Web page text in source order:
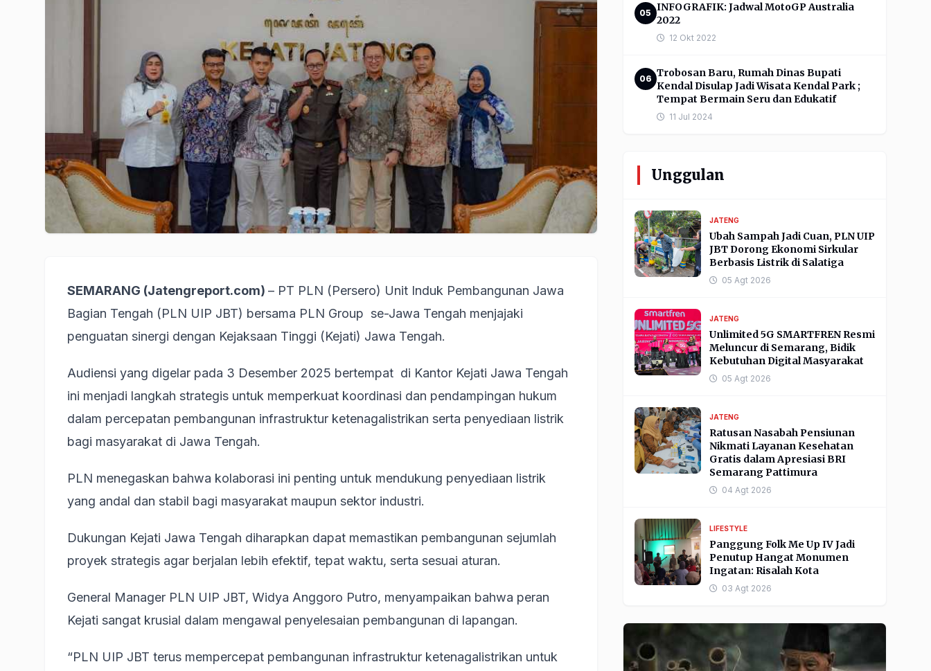
SEMARANG (Jatengreport.com) – PT PLN (Persero) Unit Induk Pembangunan Jawa
Bagian Tengah (PLN UIP JBT) bersama PLN Group se-Jawa Tengah menjajaki
penguatan sinergi dengan Kejaksaan Tinggi (Kejati) Jawa Tengah.
Audiensi yang digelar pada 3 Desember 2025 bertempat di Kantor Kejati Jawa Tengah
ini menjadi langkah strategis untuk memperkuat koordinasi dan pendampingan hukum
dalam percepatan pembangunan infrastruktur ketenagalistrikan serta penyediaan listrik
bagi masyarakat di Jawa Tengah.
PLN menegaskan bahwa kolaborasi ini penting untuk mendukung penyediaan listrik
yang andal dan stabil bagi masyarakat maupun sektor industri.
Dukungan Kejati Jawa Tengah diharapkan dapat memastikan pembangunan sejumlah
proyek strategis agar berjalan lebih efektif, tepat waktu, serta sesuai aturan.
General Manager PLN UIP JBT, Widya Anggoro Putro, menyampaikan bahwa peran
Kejati sangat krusial dalam mengawal penyelesaian pembangunan di lapangan.
“PLN UIP JBT terus mempercepat pembangunan infrastruktur ketenagalistrikan untuk
05 INFOGRAFIK: Jadwal MotoGP Australia
2022
12 Okt 2022
06 Trobosan Baru, Rumah Dinas Bupati
Kendal Disulap Jadi Wisata Kendal Park ;
Tempat Bermain Seru dan Edukatif
11 Jul 2024
Unggulan
JATENG
Ubah Sampah Jadi Cuan, PLN UIP
JBT Dorong Ekonomi Sirkular
Berbasis Listrik di Salatiga
05 Agt 2026
JATENG
Unlimited 5G SMARTFREN Resmi
Meluncur di Semarang, Bidik
Kebutuhan Digital Masyarakat
05 Agt 2026
JATENG
Ratusan Nasabah Pensiunan
Nikmati Layanan Kesehatan
Gratis dalam Apresiasi BRI
Semarang Pattimura
04 Agt 2026
LIFESTYLE
Panggung Folk Me Up IV Jadi
Penutup Hangat Monumen
Ingatan: Risalah Kota
03 Agt 2026